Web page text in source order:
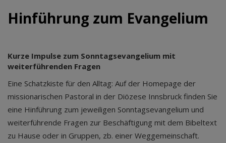
Hinführung zum Evangelium
Kurze Impulse zum Sonntagsevangelium mit
weiterführenden Fragen
Eine Schatzkiste für den Alltag: Auf der Homepage der
missionarischen Pastoral in der Diözese Innsbruck finden Sie
eine Hinführung zum jeweiligen Sonntagsevangelium und
weiterführende Fragen zur Beschäftigung mit dem Bibeltext
zu Hause oder in Gruppen, zb. einer Weggemeinschaft.